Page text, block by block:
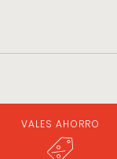
VALES AHORRO